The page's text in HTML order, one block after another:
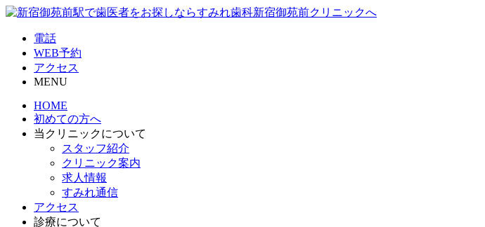
電話
WEB予約
アクセス
MENU
HOME
初めての方へ
当クリニックについて
スタッフ紹介
クリニック案内
求人情報
すみれ通信
アクセス
診療について